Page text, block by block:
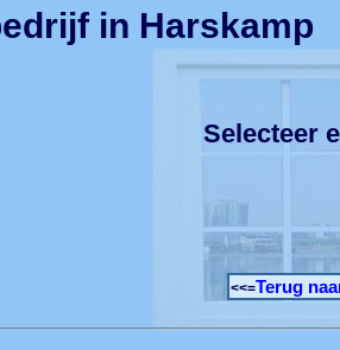
in Harskamp
Selecteer
<<=Terug